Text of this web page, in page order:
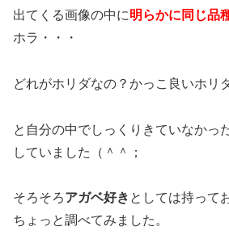
出てくる画像の中に明らかに同じ品
ホラ・・・
どれがホリダなの？かっこ良いホリ
と自分の中でしっくりきていなかっ
していました（＾＾；
そろそろアガベ好き としては持って
ちょっと調べてみました。